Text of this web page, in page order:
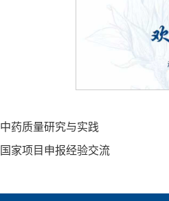
中药质量研究与实践
国家项目申报经验交流